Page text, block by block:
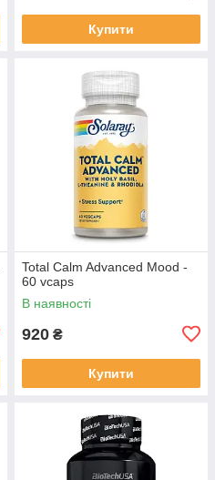
Купити
Total Calm Advanced Mood -
60 vcaps
В наявності
920 ₴
Купити